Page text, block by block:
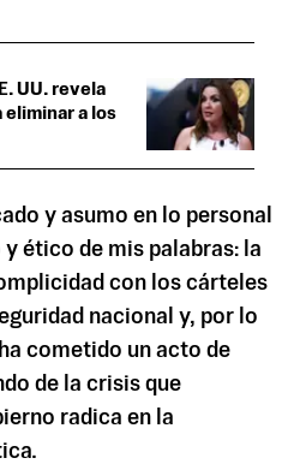
UU. revela
eliminar a los
y asumo en lo personal
ético de mis palabras: la
con los cárteles
nacional y, por lo
cometido un acto de
de la crisis que
radica en la